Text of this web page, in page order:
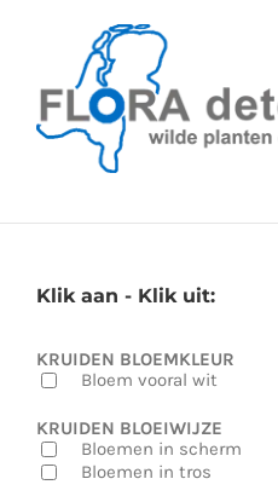
content
Klik aan - Klik uit:
KRUIDEN BLOEMKLEUR
Bloem vooral wit
KRUIDEN BLOEIWIJZE
Bloemen in scherm
Bloemen in tros